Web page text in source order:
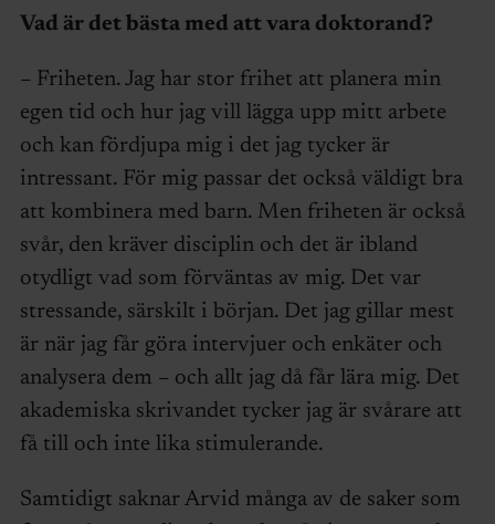
Vad är det bästa med att vara doktorand?
– Friheten. Jag har stor frihet att planera min
egen tid och hur jag vill lägga upp mitt arbete
och kan fördjupa mig i det jag tycker är
intressant. För mig passar det också väldigt bra
att kombinera med barn. Men friheten är också
svår, den kräver disciplin och det är ibland
otydligt vad som förväntas av mig. Det var
stressande, särskilt i början. Det jag gillar mest
är när jag får göra intervjuer och enkäter och
analysera dem – och allt jag då får lära mig. Det
akademiska skrivandet tycker jag är svårare att
få till och inte lika stimulerande.
Samtidigt saknar Arvid många av de saker som